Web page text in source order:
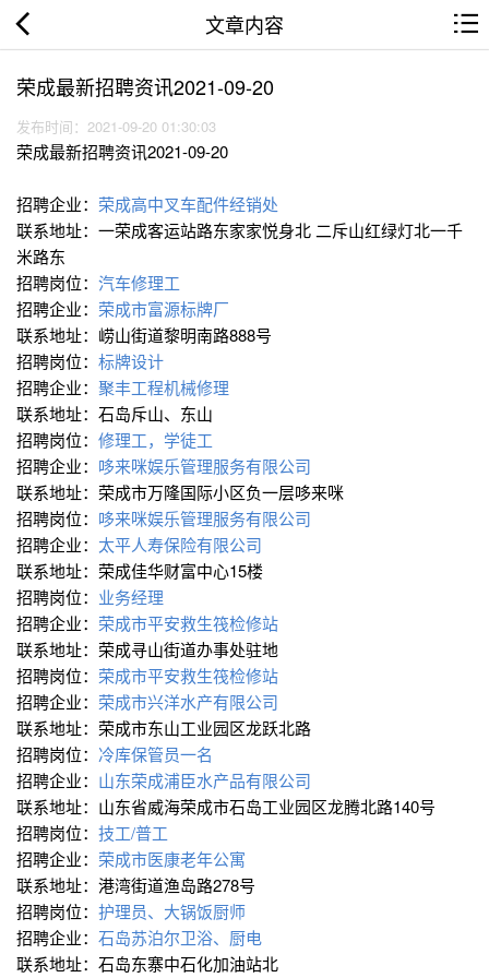
文章内容
荣成最新招聘资讯2021-09-20
发布时间：2021-09-20 01:30:03
荣成最新招聘资讯2021-09-20
招聘企业： 荣成高中叉车配件经销处
联系地址：一荣成客运站路东家家悦身北 二斥山红绿灯北一千
米路东
招聘岗位： 汽车修理工
招聘企业： 荣成市富源标牌厂
联系地址：崂山街道黎明南路888号
招聘岗位： 标牌设计
招聘企业： 聚丰工程机械修理
联系地址：石岛斥山、东山
招聘岗位： 修理工，学徒工
招聘企业： 哆来咪娱乐管理服务有限公司
联系地址：荣成市万隆国际小区负一层哆来咪
招聘岗位： 哆来咪娱乐管理服务有限公司
招聘企业： 太平人寿保险有限公司
联系地址：荣成佳华财富中心15楼
招聘岗位： 业务经理
招聘企业： 荣成市平安救生筏检修站
联系地址：荣成寻山街道办事处驻地
招聘岗位： 荣成市平安救生筏检修站
招聘企业： 荣成市兴洋水产有限公司
联系地址：荣成市东山工业园区龙跃北路
招聘岗位： 冷库保管员一名
招聘企业： 山东荣成浦臣水产品有限公司
联系地址：山东省威海荣成市石岛工业园区龙腾北路140号
招聘岗位： 技工/普工
招聘企业： 荣成市医康老年公寓
联系地址：港湾街道渔岛路278号
招聘岗位： 护理员、大锅饭厨师
招聘企业： 石岛苏泊尔卫浴、厨电
联系地址：石岛东寨中石化加油站北